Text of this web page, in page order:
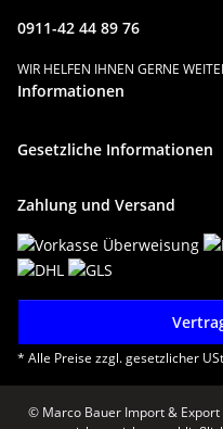
0911-42 44 89 76
WIR HELFEN IHNEN GERNE
Informationen
Gesetzliche Informationen
Zahlung und Versand
* Alle Preise zzgl. gesetzlicher
© Marco Bauer Import & Export